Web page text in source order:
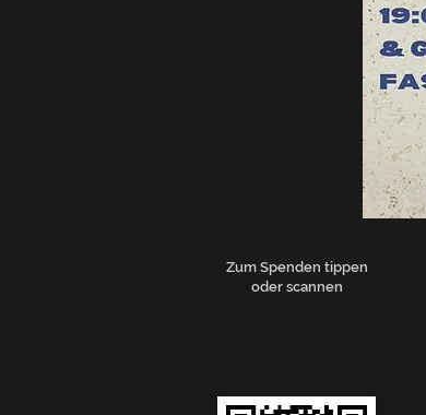
Zum Spenden tippen
oder scannen